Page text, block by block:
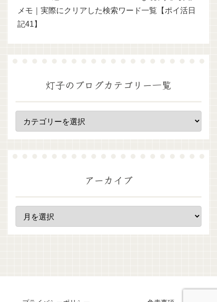
メモ｜実際にクリアした検索ワード一覧【ポイ活日
記41】
灯子のブログカテゴリー一覧
アーカイブ